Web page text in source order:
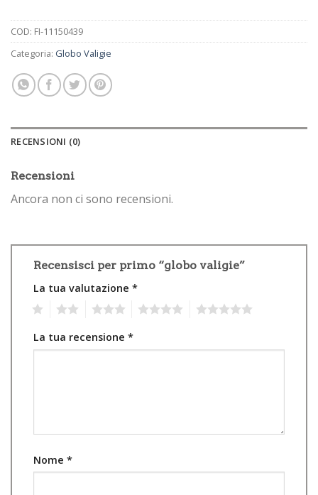
COD: FI-11150439
Categoria: Globo Valigie
RECENSIONI (0)
Recensioni
Ancora non ci sono recensioni.
Recensisci per primo “globo valigie”
La tua valutazione *
La tua recensione *
Nome *